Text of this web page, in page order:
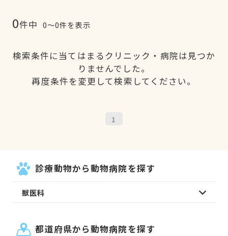
0件中 0〜0件を表示
検索条件に当てはまるクリニック・病院は見つか
りませんでした。
再度条件を変更して検索してください。
1
診療動物から動物病院を探す
獣医科
都道府県から動物病院を探す